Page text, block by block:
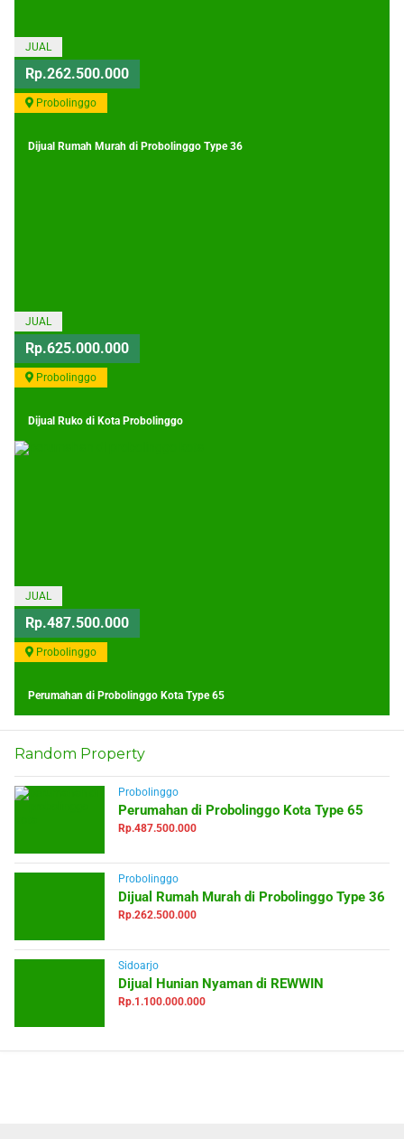
JUAL
Rp.262.500.000
Probolinggo
Dijual Rumah Murah di Probolinggo Type 36
JUAL
Rp.625.000.000
Probolinggo
Dijual Ruko di Kota Probolinggo
JUAL
Rp.487.500.000
Probolinggo
Perumahan di Probolinggo Kota Type 65
Random Property
Probolinggo
Perumahan di Probolinggo Kota Type 65
Rp.487.500.000
Probolinggo
Dijual Rumah Murah di Probolinggo Type 36
Rp.262.500.000
Sidoarjo
Dijual Hunian Nyaman di REWWIN
Rp.1.100.000.000